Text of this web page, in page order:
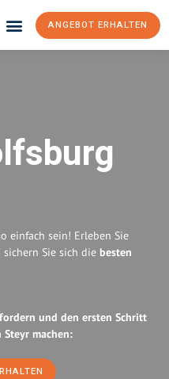
ANGEBOT ERHALTEN
einfach sein! Erleben Sie
sichern Sie sich die besten
und den ersten Schritt
Steyr machen: